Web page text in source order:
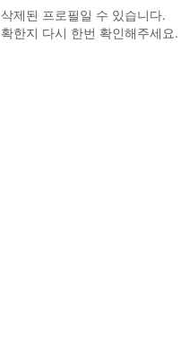
제된 프로필일 수 있습니다.
한지 다시 한번 확인해주세요.